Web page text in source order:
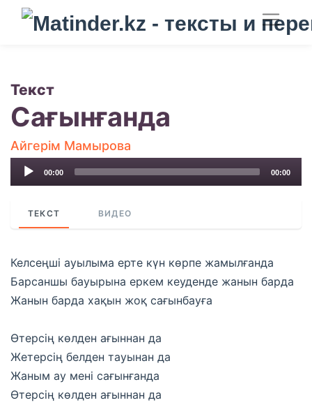
Текст
Сағынғанда
Айгерім Мамырова
Audio
00:00 00:00
ТЕКСТ ВИДЕО
Келсеңші ауылыма ерте күн көрпе жамылғанда
Барсаншы бауырына еркем кеуденде жанын барда
Жанын барда хақын жоқ сағынбауға
Өтерсің көлден ағыннан да
Жетерсің белден тауынан да
Жаным ау мені сағынғанда
Өтерсің көлден ағыннан да